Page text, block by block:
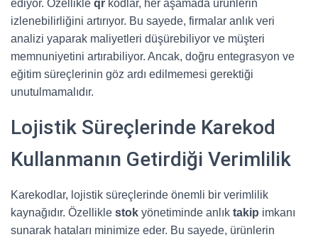
ediyor. Özellikle qr kodlar, her aşamada ürünlerin
izlenebilirliğini artırıyor. Bu sayede, firmalar anlık veri
analizi yaparak maliyetleri düşürebiliyor ve müşteri
memnuniyetini artırabiliyor. Ancak, doğru entegrasyon ve
eğitim süreçlerinin göz ardı edilmemesi gerektiği
unutulmamalıdır.
Lojistik Süreçlerinde Karekod
Kullanmanın Getirdiği Verimlilik
Karekodlar, lojistik süreçlerinde önemli bir verimlilik
kaynağıdır. Özellikle stok yönetiminde anlık takip imkanı
sunarak hataları minimize eder. Bu sayede, ürünlerin